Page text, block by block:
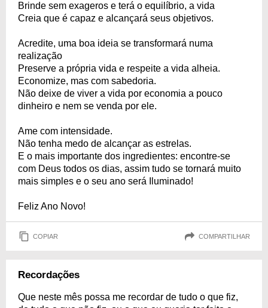
Brinde sem exageros e terá o equilíbrio, a vida
Creia que é capaz e alcançará seus objetivos.
Acredite, uma boa ideia se transformará numa
realização
Preserve a própria vida e respeite a vida alheia.
Economize, mas com sabedoria.
Não deixe de viver a vida por economia a pouco
dinheiro e nem se venda por ele.
Ame com intensidade.
Não tenha medo de alcançar as estrelas.
E o mais importante dos ingredientes: encontre-se
com Deus todos os dias, assim tudo se tornará muito
mais simples e o seu ano será Iluminado!
Feliz Ano Novo!
COPIAR COMPARTILHAR
Recordações
Que neste mês possa me recordar de tudo o que fiz,